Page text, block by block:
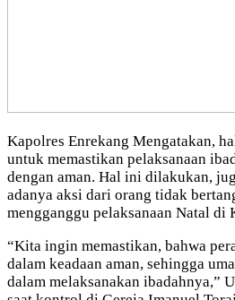
Kapolres Enrekang Mengatakan,
untuk memastikan pelaksanaan
dengan aman. Hal ini dilakukan,
adanya aksi dari orang tidak
mengganggu pelaksanaan Natal di
“Kita ingin memastikan, bahwa
dalam keadaan aman, sehingga
dalam melaksanakan ibadahnya,”